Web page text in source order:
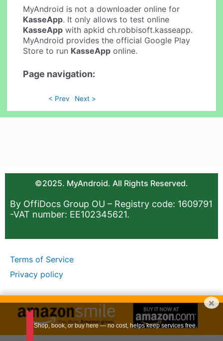
MyAndroid is not a downloader online for
KasseApp. It only allows to test online
KasseApp with apkid ch.robbisoft.kasseapp.
MyAndroid provides the official Google Play
Store to run KasseApp online.
Page navigation:
< Prev Next >
©2025. MyAndroid. All Rights Reserved.
By OffiDocs Group OU – Registry code: 1609791
-VAT number: EE102345621.
Terms of Service
Privacy policy
×
Shop, book, or buy here — no cost, helps keep services free.